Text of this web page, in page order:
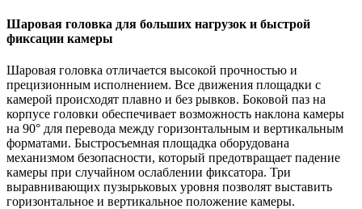
Шаровая головка для больших нагрузок и быстрой
фиксации камеры
Шаровая головка отличается высокой прочностью и
прецизионным исполнением. Все движения площадки с
камерой происходят плавно и без рывков. Боковой паз на
корпусе головки обеспечивает возможность наклона камеры
на 90° для перевода между горизонтальным и вертикальным
форматами. Быстросъемная площадка оборудована
механизмом безопасности, который предотвращает падение
камеры при случайном ослаблении фиксатора. Три
выравнивающих пузырьковых уровня позволят выставить
горизонтальное и вертикальное положение камеры.